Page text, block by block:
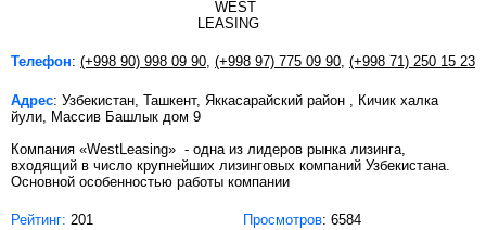
Телефон: (+998 90) 998 09 90, (+998 97) 775 09 90, (+998 71) 250 15 23
Адрес: Узбекистан, Ташкент, Яккасарайский район , Кичик халка
йули, Массив Башлык дом 9
Компания «WestLeasing» - одна из лидеров рынка лизинга,
входящий в число крупнейших лизинговых компаний Узбекистана.
Основной особенностью работы компании
Рейтинг: 201 Просмотров: 6584